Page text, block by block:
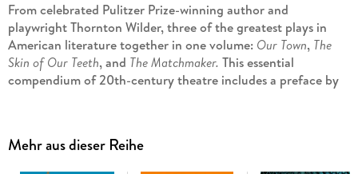
From celebrated Pulitzer Prize-winning author and
playwright Thornton Wilder, three of the greatest plays in
American literature together in one volume: Our Town, The
Skin of Our Teeth, and The Matchmaker. This essential
compendium of 20th-century theatre includes a preface by
about love, death, and destiny, opened on Broadway in 1938
Mehr aus dieser Reihe